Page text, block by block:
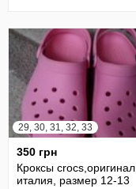
29, 30, 31, 32, 33
350 грн
Кроксы crocs,оригинал
италия, размер 12-13